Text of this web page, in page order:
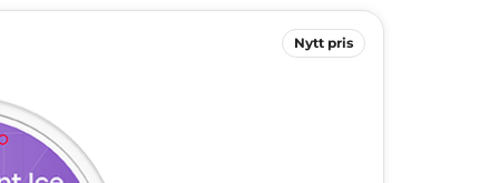
Nytt pris